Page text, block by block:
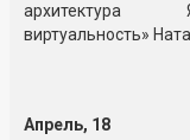
виртуальность»
Апрель, 18